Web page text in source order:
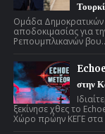
Ομάδα Δημοκρατικών
αποδοκιμασίας για
Ρεπουμπλικανών
στην
ξεκίνησε χθες το
Χώρο πρώην ΚΕΓΕ στα